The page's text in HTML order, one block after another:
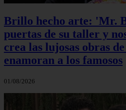
Brillo hecho arte: 'Mr.
puertas de su taller y
crea las lujosas obras
enamoran a los famosos
01/08/2026